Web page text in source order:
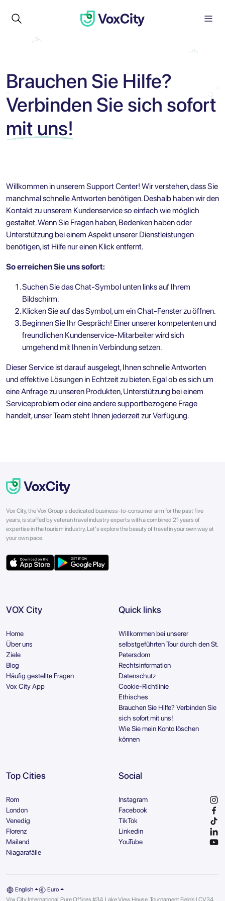
Brauchen Sie Hilfe?
Verbinden Sie sich sofort
mit uns!
Willkommen in unserem Support Center! Wir verstehen, dass Sie
manchmal schnelle Antworten benötigen. Deshalb haben wir den
Kontakt zu unserem Kundenservice so einfach wie möglich
gestaltet. Wenn Sie Fragen haben, Bedenken haben oder
Unterstützung bei einem Aspekt unserer Dienstleistungen
benötigen, ist Hilfe nur einen Klick entfernt.
So erreichen Sie uns sofort:
Suchen Sie das Chat-Symbol unten links auf Ihrem
Bildschirm.
Klicken Sie auf das Symbol, um ein Chat-Fenster zu öffnen.
Beginnen Sie Ihr Gespräch! Einer unserer kompetenten und
freundlichen Kundenservice-Mitarbeiter wird sich
umgehend mit Ihnen in Verbindung setzen.
Dieser Service ist darauf ausgelegt, Ihnen schnelle Antworten
und effektive Lösungen in Echtzeit zu bieten. Egal ob es sich um
eine Anfrage zu unseren Produkten, Unterstützung bei einem
Serviceproblem oder eine andere supportbezogene Frage
handelt, unser Team steht Ihnen jederzeit zur Verfügung.
Vox City, the Vox Group's dedicated business-to-consumer arm for the past five
years, is staffed by veteran travel industry experts with a combined 21 years of
expertise in the tourism industry. Let's explore the beauty of travel in your own way at
your own pace.
VOX City
Home
Über uns
Ziele
Blog
Häufig gestellte Fragen
Vox City App
Quick links
Willkommen bei unserer
selbstgeführten Tour durch den St.
Petersdom
Rechtsinformation
Datenschutz
Cookie-Richtlinie
Ethisches
Brauchen Sie Hilfe? Verbinden Sie
sich sofort mit uns!
Wie Sie mein Konto löschen
können
Top Cities
Rom
London
Venedig
Florenz
Mailand
Niagarafälle
Social
Instagram
Facebook
TikTok
Linkedin
YouTube
English
Euro
Vox City International, Pure Offices #34, Lake View House, Tournament Fields | CV34